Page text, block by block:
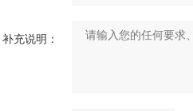
补充说明：